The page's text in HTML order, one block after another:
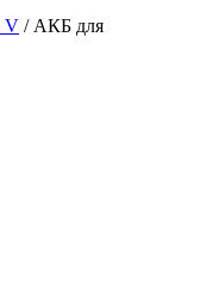
V / АКБ для